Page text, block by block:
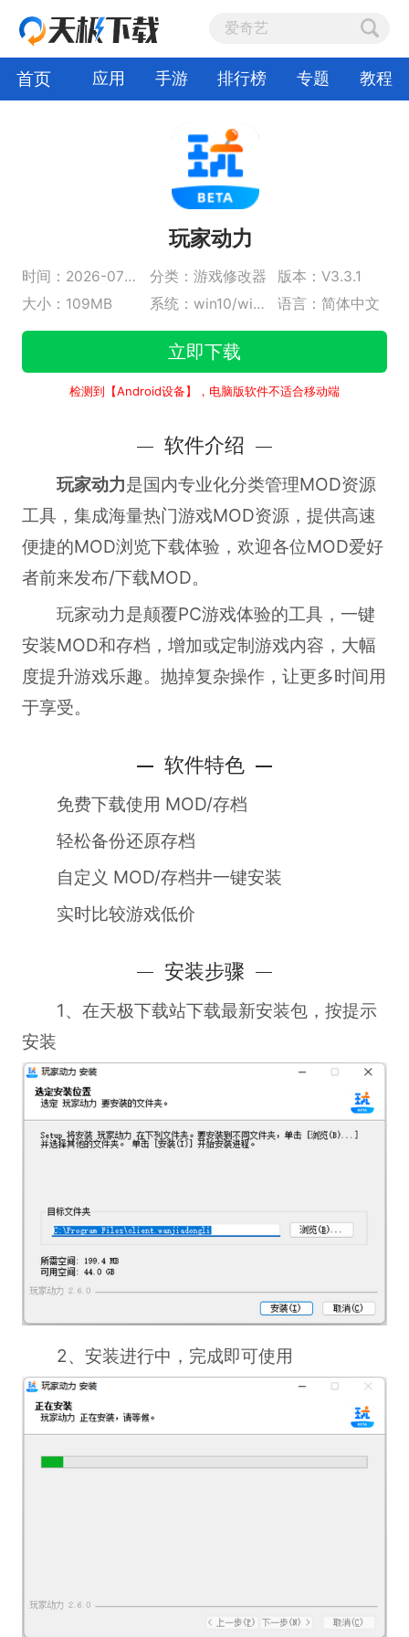
首页 应用 手游 排行榜 专题 教程
玩家动力
时间：2026-07-09 分类：游戏修改器
版本：V3.3.1
大小：109MB
系统：win10/win11 语言：简体中文
立即下载
检测到【Android设备】，电脑版软件不适合移动端
软件介绍
玩家动力是国内专业化分类管理MOD资源
工具，集成海量热门游戏MOD资源，提供高速
便捷的MOD浏览下载体验，欢迎各位MOD爱好
者前来发布/下载MOD。
玩家动力是颠覆PC游戏体验的工具，一键
安装MOD和存档，增加或定制游戏内容，大幅
度提升游戏乐趣。抛掉复杂操作，让更多时间用
于享受。
软件特色
免费下载使用 MOD/存档
轻松备份还原存档
自定义 MOD/存档井一键安装
实时比较游戏低价
安装步骤
1、在天极下载站下载最新安装包，按提示
安装
2、安装进行中，完成即可使用